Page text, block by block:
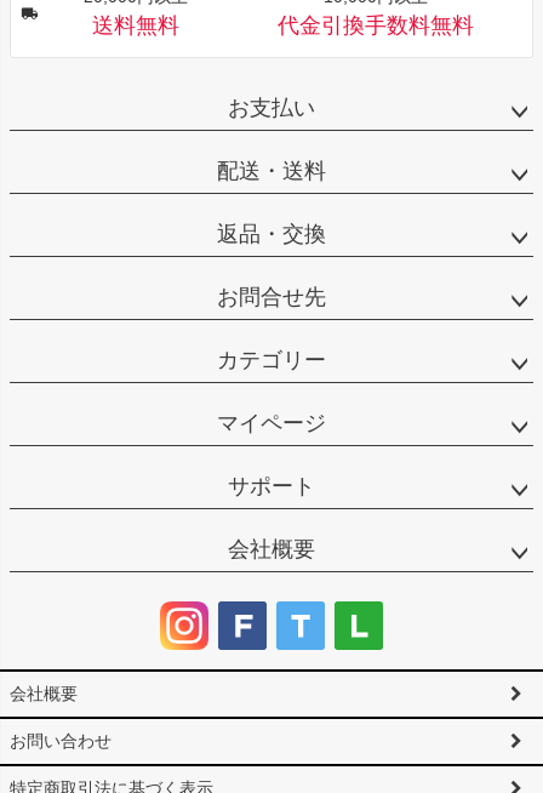
送料無料 代金引換手数料無料
お支払い
配送・送料
返品・交換
お問合せ先
カテゴリー
マイページ
サポート
会社概要
会社概要
お問い合わせ
特定商取引法に基づく表示